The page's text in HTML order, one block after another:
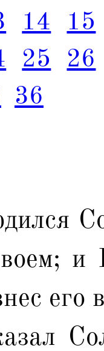
14
15
25
26
36
его